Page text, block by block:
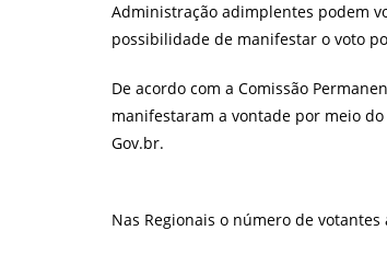
Administração adimplentes podem
possibilidade de manifestar o voto
De acordo com a Comissão
manifestaram a vontade por meio
Gov.br.
Nas Regionais o número de